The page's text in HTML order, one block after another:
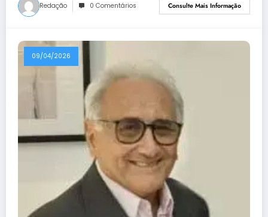
Redação 0 Comentários Consulte Mais Informação
09/04/2026